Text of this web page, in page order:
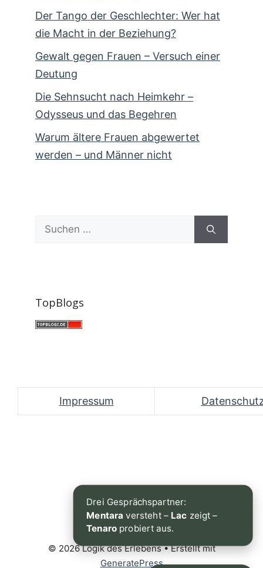
Der Tango der Geschlechter: Wer hat
die Macht in der Beziehung?
Gewalt gegen Frauen – Versuch einer
Deutung
Die Sehnsucht nach Heimkehr –
Odysseus und das Begehren
Warum ältere Frauen abgewertet
werden – und Männer nicht
Suchen
TopBlogs
Impressum
© 2026 Logik des Erlebens• Erstellt mit
GeneratePress
Drei Gesprächspartner:
Mentara versteht – Lac zeigt –
Tenaro probiert aus.